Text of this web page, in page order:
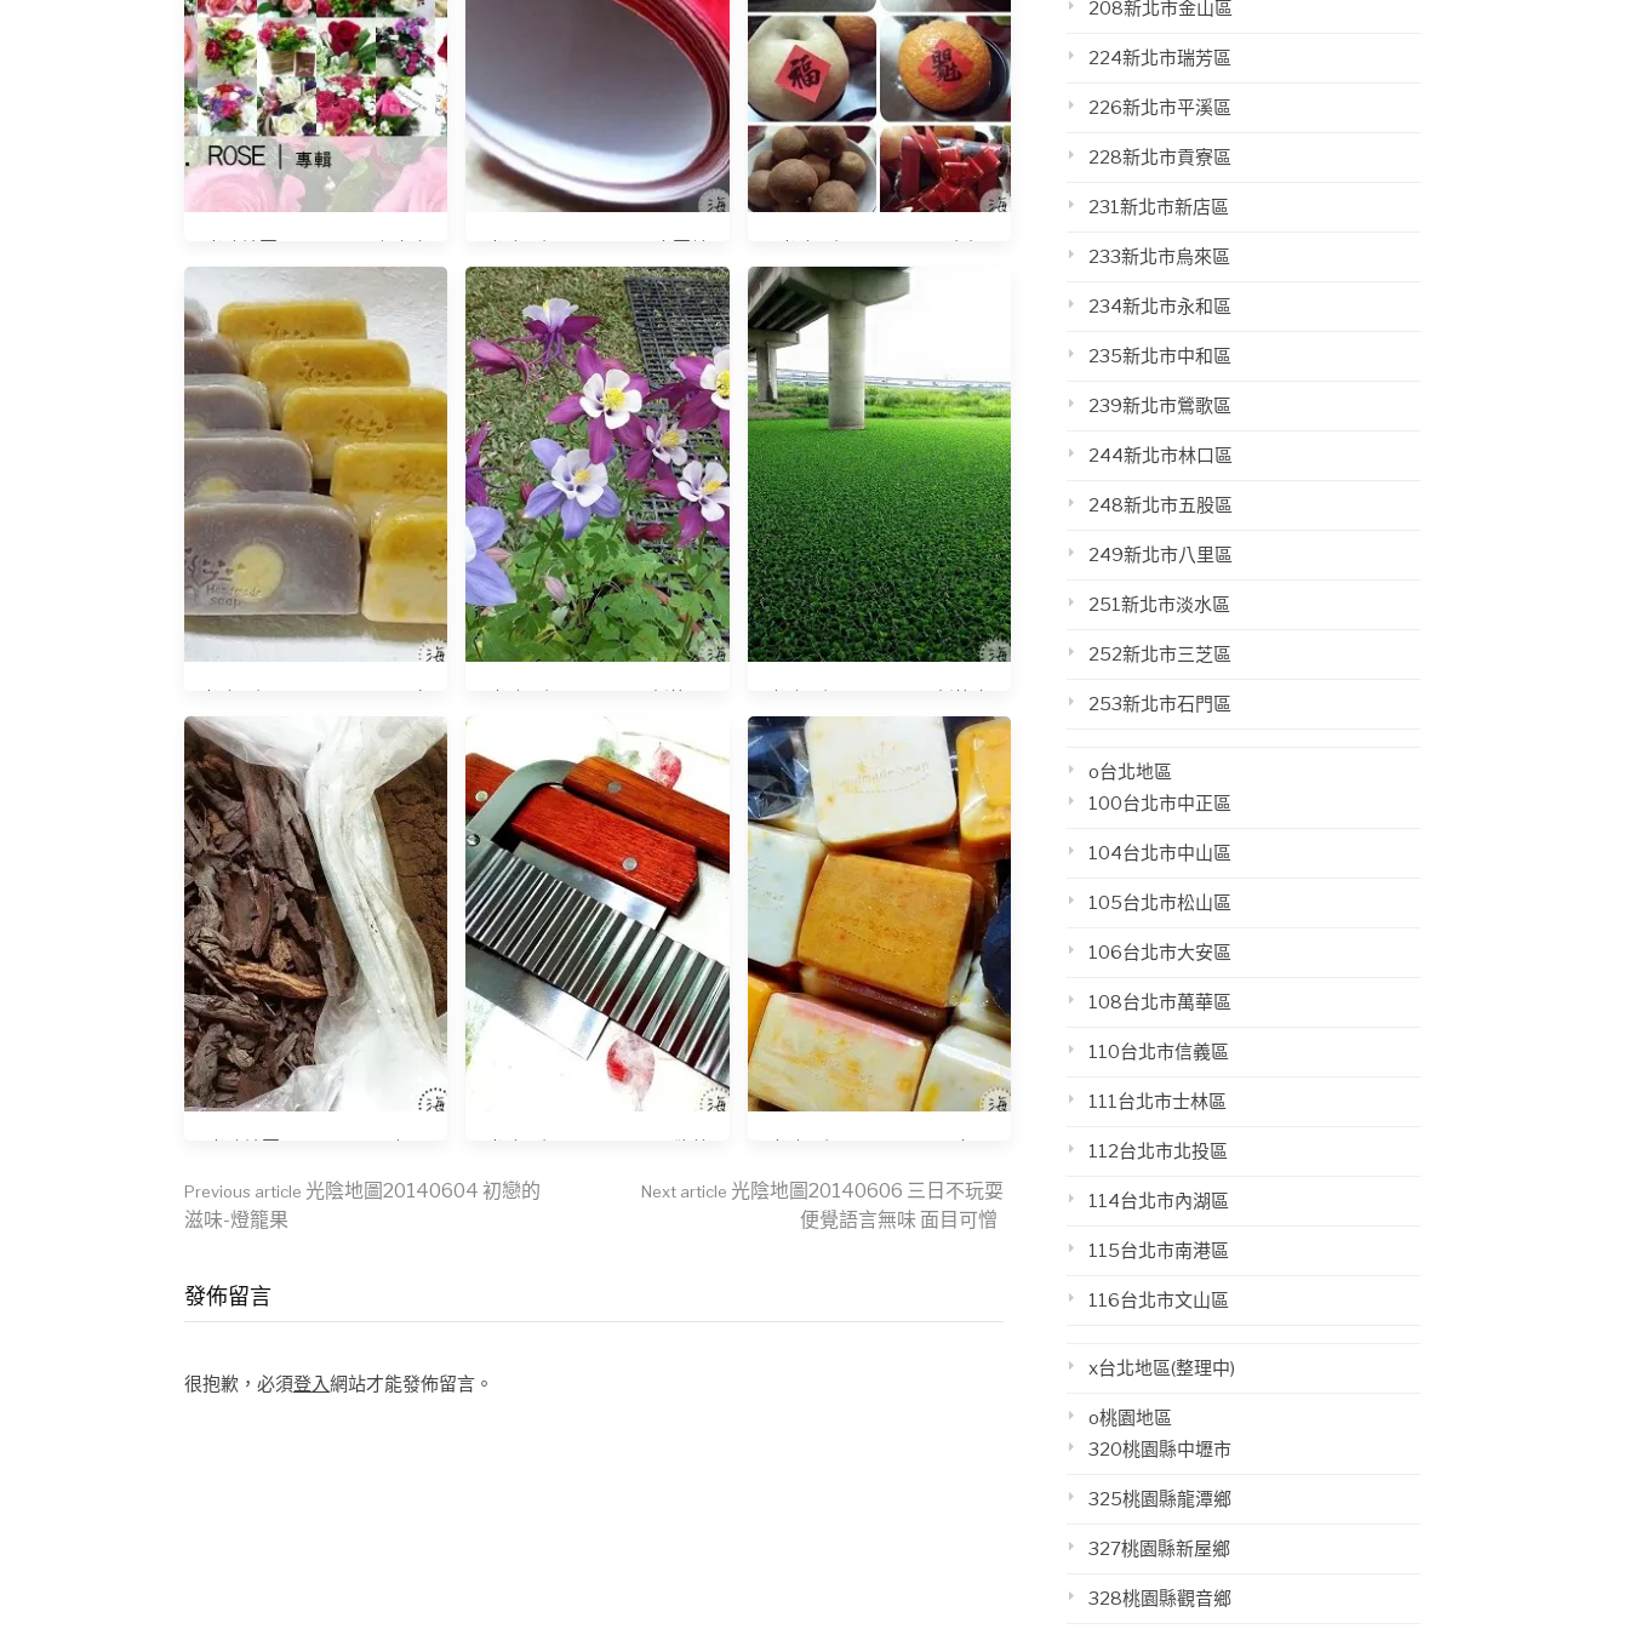
花．ROSE｜專輯
出
大部份是買實用
其事必先利其器
點可以入睡實在好挑戰
Continue
Reading
Previous article 光陰地圖20140604 初戀的
滋味-燈籠果
Next article 光陰地圖20140606 三日不玩耍
便覺語言無味 面目可憎
發佈留言
很抱歉，必須登入網站才能發佈留言。
208新北市金山區
224新北市瑞芳區
226新北市平溪區
228新北市貢寮區
231新北市新店區
233新北市烏來區
234新北市永和區
235新北市中和區
239新北市鶯歌區
244新北市林口區
248新北市五股區
249新北市八里區
251新北市淡水區
252新北市三芝區
253新北市石門區
o台北地區
100台北市中正區
104台北市中山區
105台北市松山區
106台北市大安區
108台北市萬華區
110台北市信義區
111台北市士林區
112台北市北投區
114台北市內湖區
115台北市南港區
116台北市文山區
x台北地區(整理中)
o桃園地區
320桃園縣中壢市
325桃園縣龍潭鄉
327桃園縣新屋鄉
328桃園縣觀音鄉